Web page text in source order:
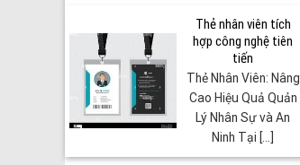
Thẻ nhân viên tích
hợp công nghệ tiên
tiến
Thẻ Nhân Viên: Nâng
Cao Hiệu Quả Quản
Lý Nhân Sự và An
Ninh Tại [...]